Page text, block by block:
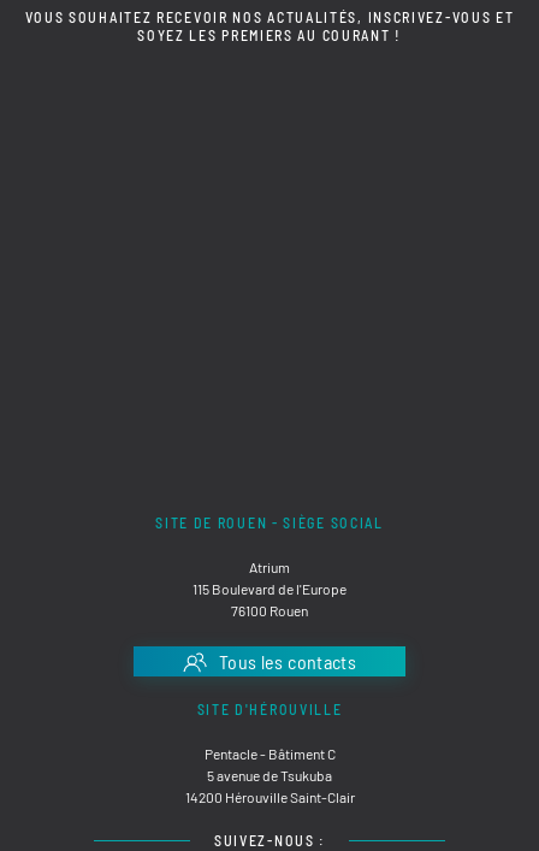
VOUS SOUHAITEZ RECEVOIR NOS ACTUALITÉS, INSCRIVEZ-VOUS ET
SOYEZ LES PREMIERS AU COURANT !
SITE DE ROUEN - SIÈGE SOCIAL
Atrium
115 Boulevard de l'Europe
76100 Rouen
Tous les contacts
SITE D'HÉROUVILLE
Pentacle - Bâtiment C
5 avenue de Tsukuba
14200 Hérouville Saint-Clair
SUIVEZ-NOUS :